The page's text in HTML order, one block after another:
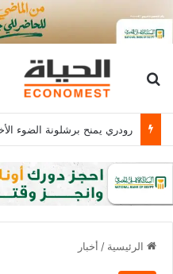
بحث عن
رودري يمنح برشلونة الضوء
الرئيسية / أخبار